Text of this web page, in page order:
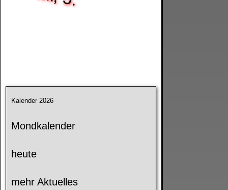
Kalender 2026
Mondkalender
heute
mehr Aktuelles